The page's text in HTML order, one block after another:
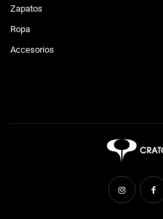
Zapatos
Ropa
Accesorios